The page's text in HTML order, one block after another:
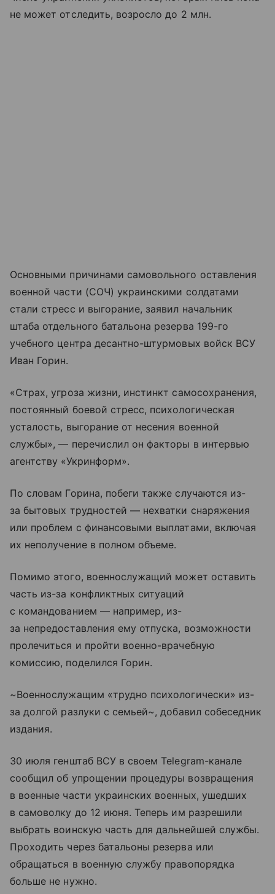
не может отследить, возросло до 2 млн.
Основными причинами самовольного оставления
военной части (СОЧ) украинскими солдатами
стали стресс и выгорание, заявил начальник
штаба отдельного батальона резерва 199-го
учебного центра десантно-штурмовых войск ВСУ
Иван Горин.
«Страх, угроза жизни, инстинкт самосохранения,
постоянный боевой стресс, психологическая
усталость, выгорание от несения военной
службы», — перечислил он факторы в интервью
агентству «Укринформ».
По словам Горина, побеги также случаются из-
за бытовых трудностей — нехватки снаряжения
или проблем с финансовыми выплатами, включая
их неполучение в полном объеме.
Помимо этого, военнослужащий может оставить
часть из-за конфликтных ситуаций
с командованием — например, из-
за непредоставления ему отпуска, возможности
пролечиться и пройти военно-врачебную
комиссию, поделился Горин.
~Военнослужащим «трудно психологически» из-
за долгой разлуки с семьей~, добавил собеседник
издания.
30 июля генштаб ВСУ в своем Telegram-канале
сообщил об упрощении процедуры возвращения
в военные части украинских военных, ушедших
в самоволку до 12 июня. Теперь им разрешили
выбрать воинскую часть для дальнейшей службы.
Проходить через батальоны резерва или
обращаться в военную службу правопорядка
больше не нужно.